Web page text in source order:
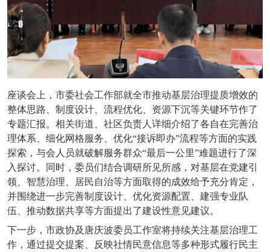
座谈会上，市委社会工作部就全市推动基层治理提质增效的
整体思路、制度设计、流程优化、资源下沉等关键环节作了
专题汇报。相关街道、社区负责人详细介绍了各自在完善治
理体系、细化网格服务、优化“接诉即办”流程等方面的实践
探索，与会人员就破解服务群众“最后一公里”难题进行了深
入探讨。同时，委员们结合调研所见所感，对基层在党建引
领、智慧治理、居民自治等方面取得的成效给予充分肯定，
并围绕进一步完善制度设计、优化资源配置、建强专业队
伍、推动数据共享等方面提出了建设性意见建议。
下一步，市政协及唐庆波委员工作室将持续关注基层治理工
作，通过提交提案、反映社情民意信息等多种形式履行民主